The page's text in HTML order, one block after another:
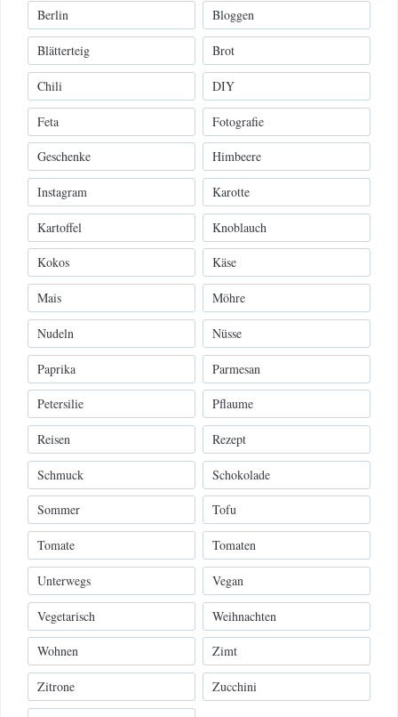
Berlin Bloggen
Blätterteig Brot
Chili DIY
Feta Fotografie
Geschenke Himbeere
Instagram Karotte
Kartoffel Knoblauch
Kokos Käse
Mais Möhre
Nudeln Nüsse
Paprika Parmesan
Petersilie Pflaume
Reisen Rezept
Schmuck Schokolade
Sommer Tofu
Tomate Tomaten
Unterwegs Vegan
Vegetarisch Weihnachten
Wohnen Zimt
Zitrone Zucchini